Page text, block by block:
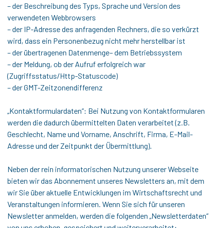
– der Beschreibung des Typs, Sprache und Version des
verwendeten Webbrowsers
– der IP-Adresse des anfragenden Rechners, die so verkürzt
wird, dass ein Personenbezug nicht mehr herstellbar ist
– der übertragenen Datenmenge– dem Betriebssystem
– der Meldung, ob der Aufruf erfolgreich war
(Zugriffsstatus/Http-Statuscode)
– der GMT-Zeitzonendifferenz
„Kontaktformulardaten“: Bei Nutzung von Kontaktformularen
werden die dadurch übermittelten Daten verarbeitet (z.B.
Geschlecht, Name und Vorname, Anschrift, Firma, E-Mail-
Adresse und der Zeitpunkt der Übermittlung).
Neben der rein informatorischen Nutzung unserer Webseite
bieten wir das Abonnement unseres Newsletters an, mit dem
wir Sie über aktuelle Entwicklungen im Wirtschaftsrecht und
Veranstaltungen informieren. Wenn Sie sich für unseren
Newsletter anmelden, werden die folgenden „Newsletterdaten“